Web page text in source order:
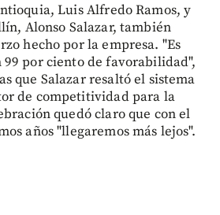
Luis Alfredo Ramos, y
Alonso Salazar, también
hecho por la empresa. "Es
por ciento de favorabilidad",
que Salazar resaltó el sistema
de competitividad para la
quedó claro que con el
años "llegaremos más lejos".